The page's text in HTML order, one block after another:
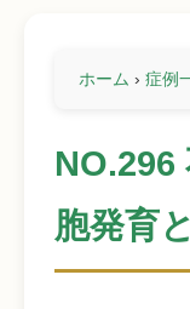
ホーム › 症例
NO.296
胞発育